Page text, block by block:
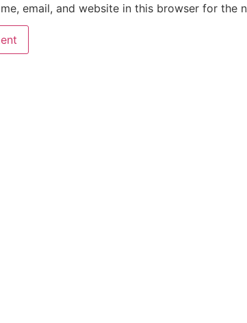
email, and website in this browser for the